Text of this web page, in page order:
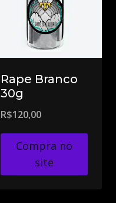
Rape Branco
30g
R$120,00
Compra no
site